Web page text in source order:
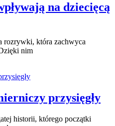
na dziecięcą
rozrywki, która zachwyca
nim
przysięgły
historii, którego początki